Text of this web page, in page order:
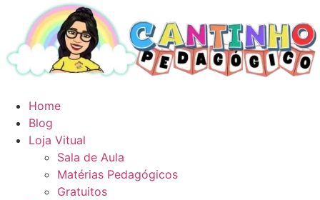
conteúdo
Home
Blog
Loja Vitual
Sala de Aula
Matérias Pedagógicos
Gratuitos